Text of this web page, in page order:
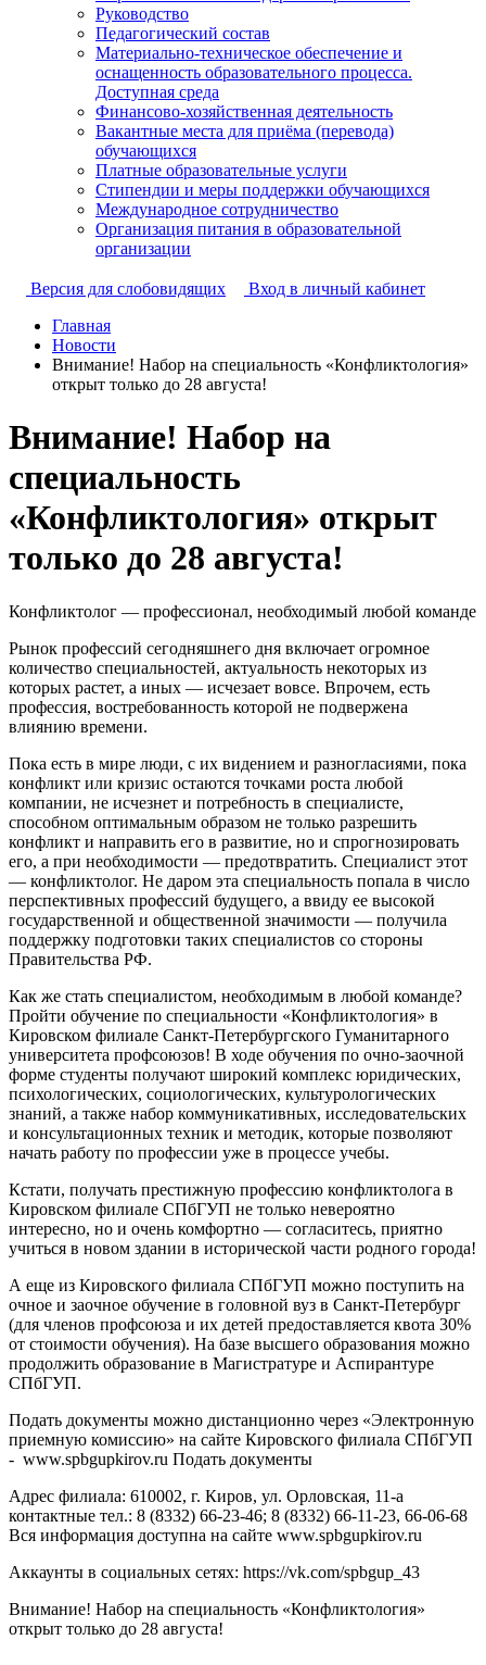
Руководство
Педагогический состав
Материально-техническое обеспечение и
оснащенность образовательного процесса.
Доступная среда
Финансово-хозяйственная деятельность
Вакантные места для приёма (перевода)
обучающихся
Платные образовательные услуги
Стипендии и меры поддержки обучающихся
Международное сотрудничество
Организация питания в образовательной
организации
Версия для слобовидящих
Вход в личный кабинет
Главная
Новости
Внимание! Набор на специальность «Конфликтология»
открыт только до 28 августа!
Внимание! Набор на
специальность
«Конфликтология» открыт
только до 28 августа!
Конфликтолог — профессионал, необходимый любой команде
Рынок профессий сегодняшнего дня включает огромное
количество специальностей, актуальность некоторых из
которых растет, а иных — исчезает вовсе. Впрочем, есть
профессия, востребованность которой не подвержена
влиянию времени.
Пока есть в мире люди, с их видением и разногласиями, пока
конфликт или кризис остаются точками роста любой
компании, не исчезнет и потребность в специалисте,
способном оптимальным образом не только разрешить
конфликт и направить его в развитие, но и спрогнозировать
его, а при необходимости — предотвратить. Специалист этот
— конфликтолог. Не даром эта специальность попала в число
перспективных профессий будущего, а ввиду ее высокой
государственной и общественной значимости — получила
поддержку подготовки таких специалистов со стороны
Правительства РФ.
Как же стать специалистом, необходимым в любой команде?
Пройти обучение по специальности «Конфликтология» в
Кировском филиале Санкт-Петербургского Гуманитарного
университета профсоюзов! В ходе обучения по очно-заочной
форме студенты получают широкий комплекс юридических,
психологических, социологических, культурологических
знаний, а также набор коммуникативных, исследовательских
и консультационных техник и методик, которые позволяют
начать работу по профессии уже в процессе учебы.
Кстати, получать престижную профессию конфликтолога в
Кировском филиале СПбГУП не только невероятно
интересно, но и очень комфортно — согласитесь, приятно
учиться в новом здании в исторической части родного города!
А еще из Кировского филиала СПбГУП можно поступить на
очное и заочное обучение в головной вуз в Санкт-Петербург
(для членов профсоюза и их детей предоставляется квота 30%
от стоимости обучения). На базе высшего образования можно
продолжить образование в Магистратуре и Аспирантуре
СПбГУП.
Подать документы можно дистанционно через «Электронную
приемную комиссию» на сайте Кировского филиала СПбГУП
- www.spbgupkirov.ru Подать документы
Адрес филиала: 610002, г. Киров, ул. Орловская, 11-а
контактные тел.: 8 (8332) 66-23-46; 8 (8332) 66-11-23, 66-06-68
Вся информация доступна на сайте www.spbgupkirov.ru
Аккаунты в социальных сетях: https://vk.com/spbgup_43
Внимание! Набор на специальность «Конфликтология»
открыт только до 28 августа!